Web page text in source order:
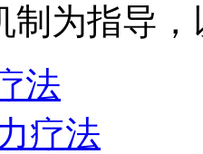
制为指导，
法
疗法